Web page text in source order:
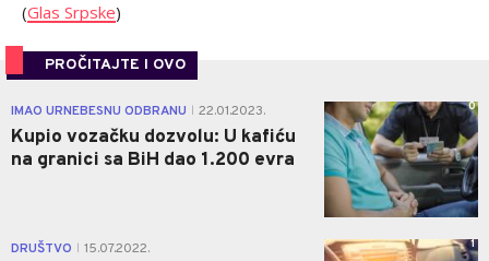
(Glas Srpske)
PROČITAJTE I OVO
IMAO URNEBESNU ODBRANU 22.01.2023.
Kupio vozačku dozvolu: U kafiću
na granici sa BiH dao 1.200 evra
0
DRUŠTVO 15.07.2022. 1